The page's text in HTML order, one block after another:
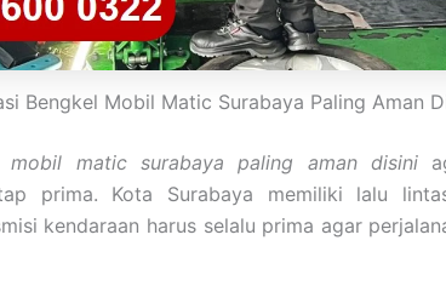
Bengkel Mobil Matic Surabaya Paling Aman
mobil matic surabaya paling aman disini
prima. Kota Surabaya memiliki lalu
kendaraan harus selalu prima agar